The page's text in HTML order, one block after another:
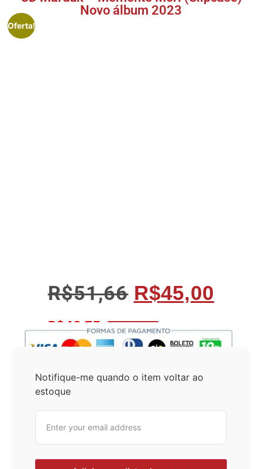
Novo álbum 2023
Oferta!
R$51,66 R$45,00
R$42,75 No Pix 5% OFF
Notifique-me quando o item voltar ao
estoque